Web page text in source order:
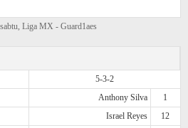
Liga MX - Guard1aes
5-3-2
Anthony Silva
1
Israel Reyes
12